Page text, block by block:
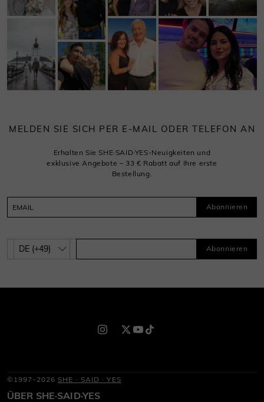
MELDEN SIE SICH PER E-MAIL ODER TELEFON AN
Erhalten Sie SHE·SAID·YES-Neuigkeiten und
exklusive Angebote – 33 € Rabatt auf Ihre erste
Bestellung.
Abonnieren
Abonnieren
©1997-2026 SHE · SAID · YES
ÜBER SHE·SAID·YES